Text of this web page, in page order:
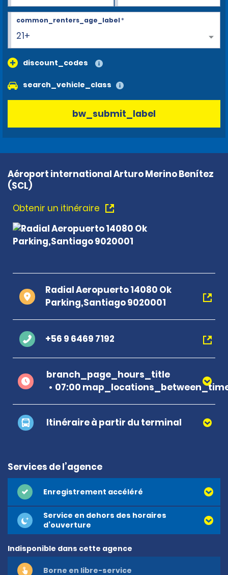
21+
common_renters_age_label*
discount_codes
search_vehicle_class
bw_submit_label
Aéroport international Arturo Merino Benítez
(SCL)
Obtenir un itinéraire
Radial Aeropuerto 14080 Ok
Parking,Santiago 9020001
+56 9 6469 7192
branch_page_hours_title
07:00
Itinéraire à partir du terminal
Services de l’agence
Enregistrement accéléré
Service en dehors des horaires
d’ouverture
Indisponible dans cette agence
Borne en libre-service